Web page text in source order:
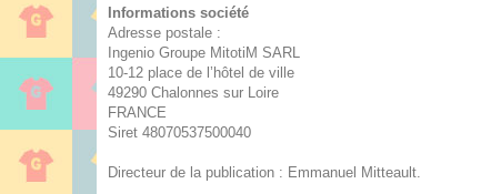
Informations société
Adresse postale :
Ingenio Groupe MitotiM SARL
10-12 place de l’hôtel de ville
49290 Chalonnes sur Loire
FRANCE
Siret 48070537500040
Directeur de la publication : Emmanuel Mitteault.